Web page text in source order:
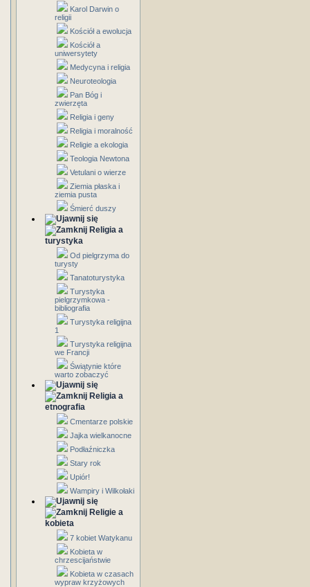
Karol Darwin o
religii
Kościół a ewolucja
Kościół a
uniwersytety
Medycyna i religia
Neuroteologia
Pan Bóg i
zwierzęta
Religia i geny
Religia i moralność
Religie a ekologia
Teologia Newtona
Vetulani o wierze
Ziemia płaska i
ziemia pusta
Śmierć duszy
Religia a
turystyka
Od pielgrzyma do
turysty
Tanatoturystyka
Turystyka
pielgrzymkowa -
bibliografia
Turystyka religijna
1
Turystyka religijna
we Francji
Świątynie które
warto zobaczyć
Religia a
etnografia
Cmentarze polskie
Jajka wielkanocne
Podłaźniczka
Stary rok
Upiór!
Wampiry i Wilkołaki
Religie a
kobieta
7 kobiet Watykanu
Kobieta w
chrzescijaństwie
Kobieta w czasach
wypraw krzyżowych